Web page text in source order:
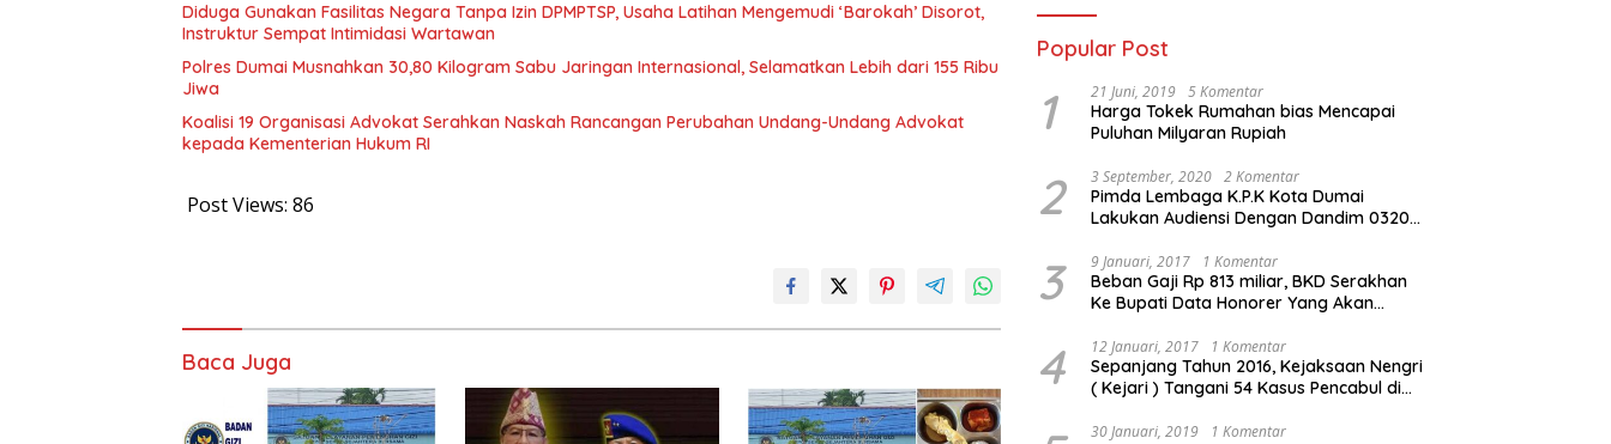
Diduga Gunakan Fasilitas Negara Tanpa Izin DPMPTSP, Usaha Latihan Mengemudi ‘Barokah’ Disorot,
Instruktur Sempat Intimidasi Wartawan
Polres Dumai Musnahkan 30,80 Kilogram Sabu Jaringan Internasional, Selamatkan Lebih dari 155 Ribu
Jiwa
Koalisi 19 Organisasi Advokat Serahkan Naskah Rancangan Perubahan Undang-Undang Advokat
kepada Kementerian Hukum RI
Post Views: 86
Baca Juga
Popular Post
1 21 Juni, 2019 5 Komentar
Harga Tokek Rumahan bias Mencapai
Puluhan Milyaran Rupiah
2 3 September, 2020 2 Komentar
Pimda Lembaga K.P.K Kota Dumai
Lakukan Audiensi Dengan Dandim 0320
3 9 Januari, 2017 1 Komentar
Beban Gaji Rp 813 miliar, BKD Serakhan
Ke Bupati Data Honorer Yang Akan
4 12 Januari, 2017 1 Komentar
Sepanjang Tahun 2016, Kejaksaan Nengri
( Kejari ) Tangani 54 Kasus Pencabul di
30 Januari, 2019 1 Komentar